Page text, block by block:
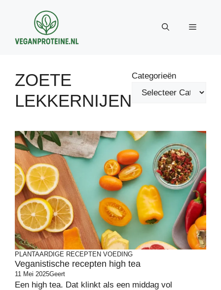
inhoud
Menu
ZOETE
LEKKERNIJEN
Categorieën
PLANTAARDIGE RECEPTEN VOEDING
Veganistische recepten high tea
11 Mei 2025Geert
Een high tea. Dat klinkt als een middag vol